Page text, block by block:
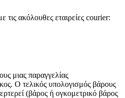
τις ακόλουθες εταιρείες courier:
μιας παραγγελίας
. Ο τελικός υπολογισμός βάρους
(βάρος ή ογκομετρικό βάρος